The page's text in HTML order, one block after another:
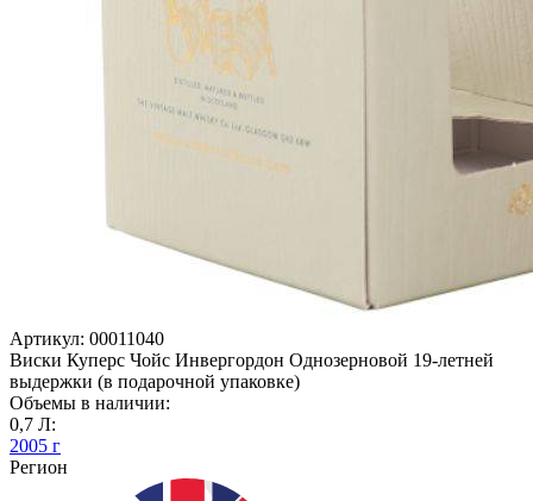
Артикул: 00011040
Виски Куперс Чойс Инвергордон Однозерновой 19-летней
выдержки (в подарочной упаковке)
Объемы в наличии:
0,7 Л:
2005 г
Регион